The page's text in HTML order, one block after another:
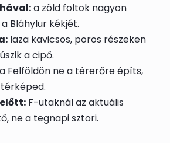
a zöld foltok nagyon
Bláhylur kékjét.
laza kavicsos, poros részeken
a cipő.
a Felföldön ne a térerőre építs,
F-utaknál az aktuális
ne a tegnapi sztori.